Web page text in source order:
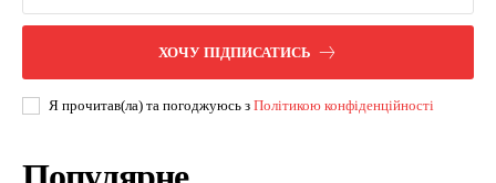
ХОЧУ ПІДПИСАТИСЬ
Я прочитав(ла) та погоджуюсь з Політикою конфіденційності